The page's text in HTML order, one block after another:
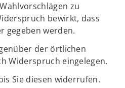
zu
bewirkt, dass
gegeben werden.
der örtlichen
Widerspruch eingelegen.
Sie diesen widerrufen.